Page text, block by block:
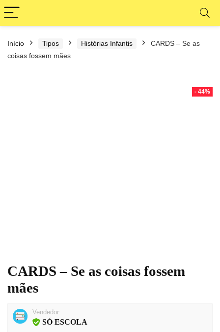
Início Tipos Histórias Infantis
CARDS – Se as
coisas fossem mães
- 44%
CARDS – Se as coisas fossem
mães
Vendedor:
SÓ ESCOLA